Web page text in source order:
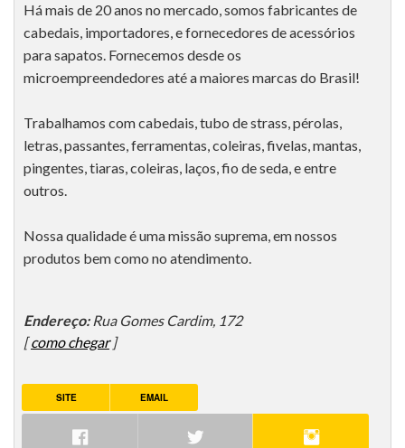
Há mais de 20 anos no mercado, somos fabricantes de
cabedais, importadores, e fornecedores de acessórios
para sapatos. Fornecemos desde os
microempreendedores até a maiores marcas do Brasil!
Trabalhamos com cabedais, tubo de strass, pérolas,
letras, passantes, ferramentas, coleiras, fivelas, mantas,
pingentes, tiaras, coleiras, laços, fio de seda, e entre
outros.
Nossa qualidade é uma missão suprema, em nossos
produtos bem como no atendimento.
Endereço: Rua Gomes Cardim, 172
[como chegar]
SITE EMAIL